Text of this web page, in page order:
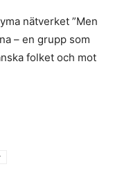
nätverket ”Men
– en grupp som
folket och mot